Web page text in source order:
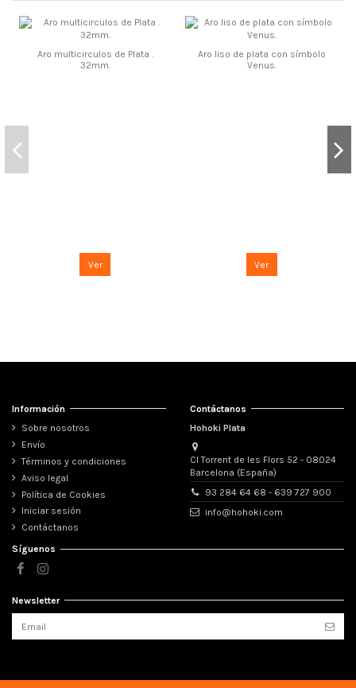
Aro multicirculos de Plata .
32mm.
Ver
Aro liso de plata con símbolo
Venus.
Ver
Información
Sobre nosotros
Envío
Términos y condiciones
Aviso legal
Política de Cookies
Iniciar sesión
Contáctanos
Contáctanos
Hohoki Plata
Cl Torrent de les Flors 52 - 08024
Barcelona (España)
93 284 64 68 - 639 727 900
info@hohoki.com
Síguenos
Newsletter